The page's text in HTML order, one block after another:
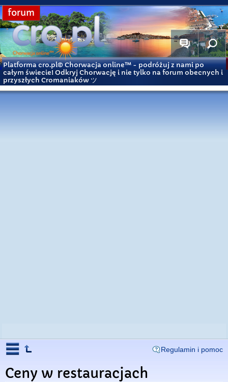
forum
Platforma cro.pl© Chorwacja online™ - podróżuj z nami po
całym świecie! Odkryj Chorwację i nie tylko na forum obecnych i
przyszłych Cromaniaków ツ
Regulamin i pomoc
Ceny w restauracjach